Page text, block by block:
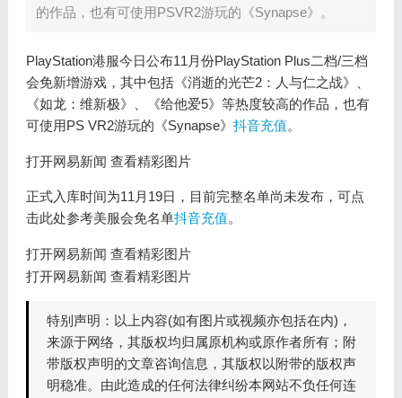
的作品，也有可使用PSVR2游玩的《Synapse》。
PlayStation港服今日公布11月份PlayStation Plus二档/三档
会免新增游戏，其中包括《消逝的光芒2：人与仁之战》、
《如龙：维新极》、《给他爱5》等热度较高的作品，也有
可使用PS VR2游玩的《Synapse》 抖音充值。
打开网易新闻 查看精彩图片
正式入库时间为11月19日，目前完整名单尚未发布，可点
击此处参考美服会免名单抖音充值。
打开网易新闻 查看精彩图片
打开网易新闻 查看精彩图片
特别声明：以上内容(如有图片或视频亦包括在内)，
来源于网络，其版权均归属原机构或原作者所有；附
带版权声明的文章咨询信息，其版权以附带的版权声
明稳准。由此造成的任何法律纠纷本网站不负任何连